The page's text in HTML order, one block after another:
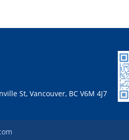
St, Vancouver, BC V6M 4J7